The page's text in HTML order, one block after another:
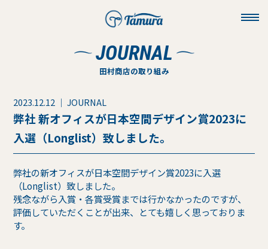
JOURNAL
田村商店の取り組み
2023.12.12 ｜ JOURNAL
弊社 新オフィスが日本空間デザイン賞2023に
入選（Longlist）致しました。
弊社の新オフィスが日本空間デザイン賞2023に入選
（Longlist）致しました。
残念ながら入賞・各賞受賞までは行かなかったのですが、
評価していただくことが出来、とても嬉しく思っておりま
す。